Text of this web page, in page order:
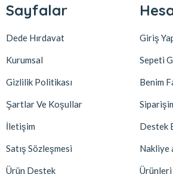
Sayfalar
Dede Hırdavat
Kurumsal
Gizlilik Politikası
Şartlar Ve Koşullar
İletişim
Satış Sözleşmesi
Ürün Destek
Giriş
Sepeti
Benim
Destek
Nakliye
Ürünleri